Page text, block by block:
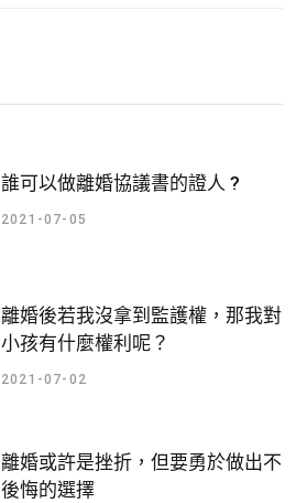
誰可以做離婚協議書的證人 ?
2021-07-05
離婚後若我沒拿到監護權，那我對
小孩有什麼權利呢？
2021-07-02
離婚或許是挫折，但要勇於做出不
後悔的選擇